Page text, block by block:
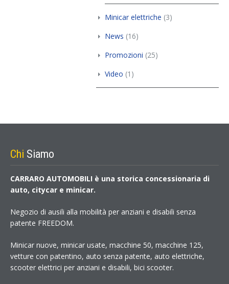
Minicar elettriche (3)
News (16)
Promozioni (25)
Video (1)
Chi Siamo
CARRARO AUTOMOBILI è una storica concessionaria di
auto, citycar e minicar.
Negozio di ausili alla mobilità per anziani e disabili senza
patente FREEDOM.
Minicar nuove, minicar usate, macchine 50, macchine 125,
vetture con patentino, auto senza patente, auto elettriche,
scooter elettrici per anziani e disabili, bici scooter.